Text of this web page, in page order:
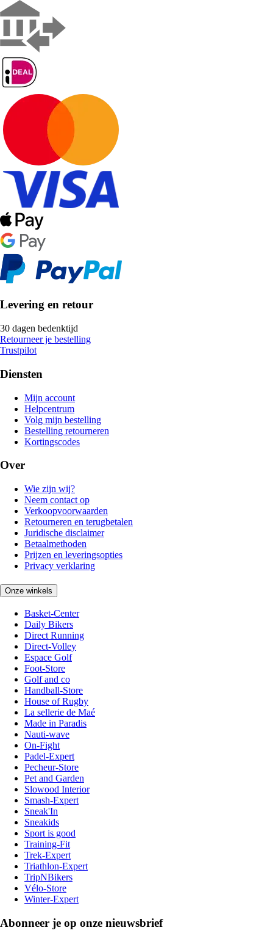
Levering en retour
30 dagen bedenktijd
Retourneer je bestelling
Trustpilot
Diensten
Mijn account
Helpcentrum
Volg mijn bestelling
Bestelling retourneren
Kortingscodes
Over
Wie zijn wij?
Neem contact op
Verkoopvoorwaarden
Retourneren en terugbetalen
Juridische disclaimer
Betaalmethoden
Prijzen en leveringsopties
Privacy verklaring
Onze winkels
Basket-Center
Daily Bikers
Direct Running
Direct-Volley
Espace Golf
Foot-Store
Golf and co
Handball-Store
House of Rugby
La sellerie de Maé
Made in Paradis
Nauti-wave
On-Fight
Padel-Expert
Pecheur-Store
Pet and Garden
Slowood Interior
Smash-Expert
Sneak'In
Sneakids
Sport is good
Training-Fit
Trek-Expert
Triathlon-Expert
TripNBikers
Vélo-Store
Winter-Expert
Abonneer je op onze nieuwsbrief